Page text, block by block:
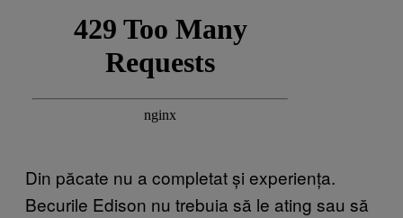
Din păcate nu a completat și experiența.
Becurile Edison nu trebuia să le ating sau să